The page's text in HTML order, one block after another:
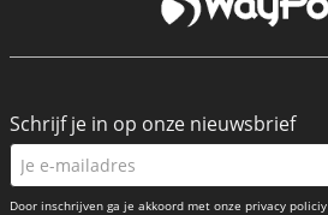
Schrijf je in op onze nieuwsbrief
Door inschrijven ga je akkoord met onze privacy policiy